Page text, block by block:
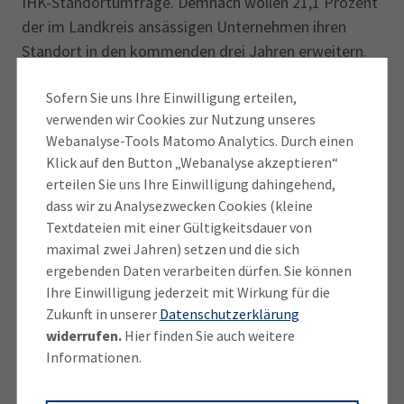
Sofern Sie uns Ihre Einwilligung erteilen,
verwenden wir Cookies zur Nutzung unseres
Webanalyse-Tools Matomo Analytics. Durch einen
Klick auf den Button „Webanalyse akzeptieren“
erteilen Sie uns Ihre Einwilligung dahingehend,
dass wir zu Analysezwecken Cookies (kleine
Textdateien mit einer Gültigkeitsdauer von
maximal zwei Jahren) setzen und die sich
ergebenden Daten verarbeiten dürfen. Sie können
Ihre Einwilligung jederzeit mit Wirkung für die
Zukunft in unserer Datenschutzerklärung
widerrufen.Hier finden Sie auch weitere
Informationen.
der im Landkreis ansässigen Unternehmen ihren
Standort in den kommenden drei Jahren erweitern.
im Jahr 2023, aber im oberbayerischen Vergleich der
dritthöchste Wert.
Diese Ergebnisse unterstreichen laut der
stellvertretenden IHK-
Regionalausschussvorsitzenden, wie herausfordernd
es sei, allen heimischen Unternehmen – vom Solo-
Selbstständigen über den familiengeführten
Mittelständler hin zum internationalen Global Player
– optimale Bedingungen zu bieten. „Wir alle müssen
unsere Hausaufgaben machen, wenn es um den
Abbau der aufgezeigten Schwachstellen geht. Jetzt